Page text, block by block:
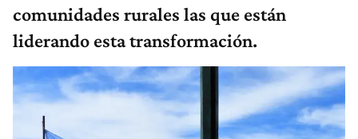
comunidades rurales las que están
liderando esta transformación.